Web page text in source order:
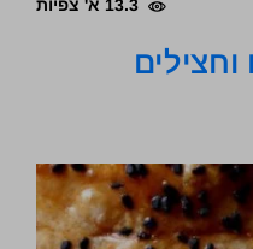
13.3 א' צפיות